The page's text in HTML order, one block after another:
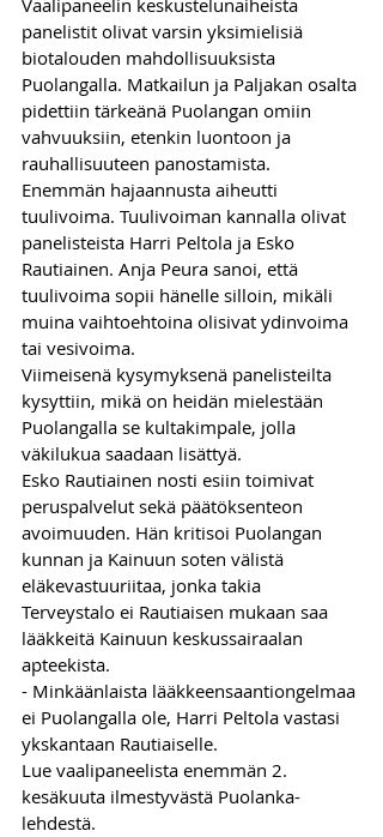
Vaalipaneelin keskustelunaiheista
panelistit olivat varsin yksimielisiä
biotalouden mahdollisuuksista
Puolangalla. Matkailun ja Paljakan osalta
pidettiin tärkeänä Puolangan omiin
vahvuuksiin, etenkin luontoon ja
rauhallisuuteen panostamista.
Enemmän hajaannusta aiheutti
tuulivoima. Tuulivoiman kannalla olivat
panelisteista Harri Peltola ja Esko
Rautiainen. Anja Peura sanoi, että
tuulivoima sopii hänelle silloin, mikäli
muina vaihtoehtoina olisivat ydinvoima
tai vesivoima.
Viimeisenä kysymyksenä panelisteilta
kysyttiin, mikä on heidän mielestään
Puolangalla se kultakimpale, jolla
väkilukua saadaan lisättyä.
Esko Rautiainen nosti esiin toimivat
peruspalvelut sekä päätöksenteon
avoimuuden. Hän kritisoi Puolangan
kunnan ja Kainuun soten välistä
eläkevastuuriitaa, jonka takia
Terveystalo ei Rautiaisen mukaan saa
lääkkeitä Kainuun keskussairaalan
apteekista.
- Minkäänlaista lääkkeensaantiongelmaa
ei Puolangalla ole, Harri Peltola vastasi
ykskantaan Rautiaiselle.
Lue vaalipaneelista enemmän 2.
kesäkuuta ilmestyvästä Puolanka-
lehdestä.